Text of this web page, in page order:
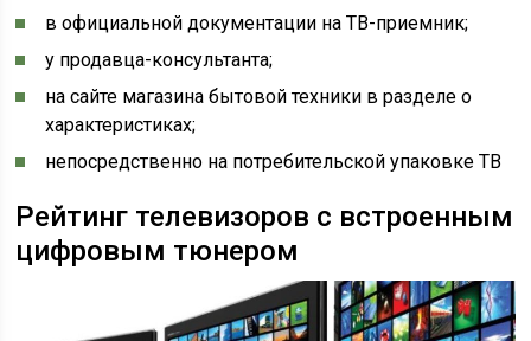
в официальной документации на ТВ-приемник;
у продавца-консультанта;
на сайте магазина бытовой техники в разделе о
характеристиках;
непосредственно на потребительской упаковке ТВ
Рейтинг телевизоров с встроенным
цифровым тюнером